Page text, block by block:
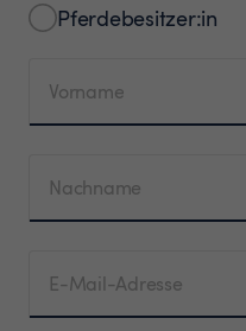
Pferdebesitzer:in
Vorname
Nachname
E-Mail-Adresse